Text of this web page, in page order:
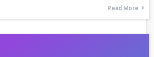
Read More